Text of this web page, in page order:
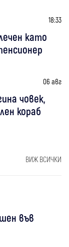
18:33
като
06 авг
човек,
кораб
ВИЖ ВСИЧКИ
във